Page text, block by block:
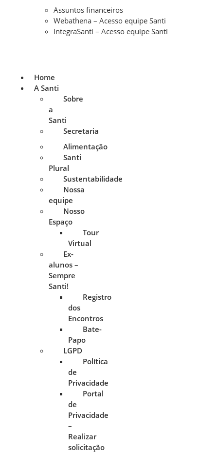
Assuntos financeiros
Webathena – Acesso equipe Santi
IntegraSanti – Acesso equipe Santi
Home
A Santi
Sobre
a
Santi
Secretaria
Alimentação
Santi
Plural
Sustentabilidade
Nossa
equipe
Nosso
Espaço
Tour
Virtual
Ex-
alunos –
Sempre
Santi!
Registro
dos
Encontros
Bate-
Papo
LGPD
Política
de
Privacidade
Portal
de
Privacidade
–
Realizar
solicitação